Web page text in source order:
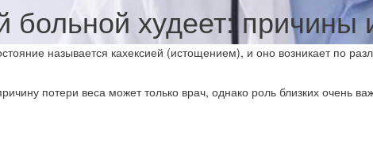
худеет: причины
называется кахексией (истощением), и оно возникает по
потери веса может только врач, однако роль близких очень